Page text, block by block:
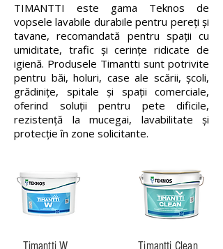
TIMANTTI este gama Teknos de
vopsele lavabile durabile pentru pereți și
tavane, recomandată pentru spații cu
umiditate, trafic și cerințe ridicate de
igienă. Produsele Timantti sunt potrivite
pentru băi, holuri, case ale scării, școli,
grădinițe, spitale și spații comerciale,
oferind soluții pentru pete dificile,
rezistență la mucegai, lavabilitate și
protecție în zone solicitante.
Timantti W Timantti Clean